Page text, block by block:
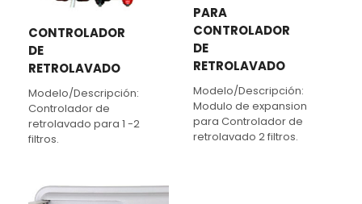
CONTROLADOR
DE
RETROLAVADO
Modelo/Descripción:
Controlador de
retrolavado para 1 -2
filtros.
PARA
CONTROLADOR
DE
RETROLAVADO
Modelo/Descripción:
Modulo de expansion
para Controlador de
retrolavado 2 filtros.